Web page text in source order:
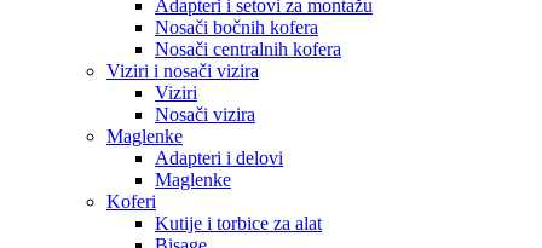
Adapteri i setovi za montažu
Nosači bočnih kofera
Nosači centralnih kofera
Viziri i nosači vizira
Viziri
Nosači vizira
Maglenke
Adapteri i delovi
Maglenke
Koferi
Kutije i torbice za alat